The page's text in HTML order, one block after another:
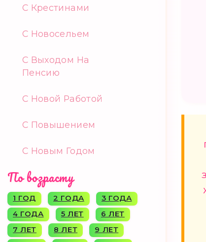
С Крестинами
С Новосельем
С Выходом На
Пенсию
С Новой Работой
С Повышением
С Новым Годом
По возрасту
1 ГОД 2 ГОДА
3 ГОДА
4 ГОДА
5 ЛЕТ
6 ЛЕТ
7 ЛЕТ
8 ЛЕТ
9 ЛЕТ